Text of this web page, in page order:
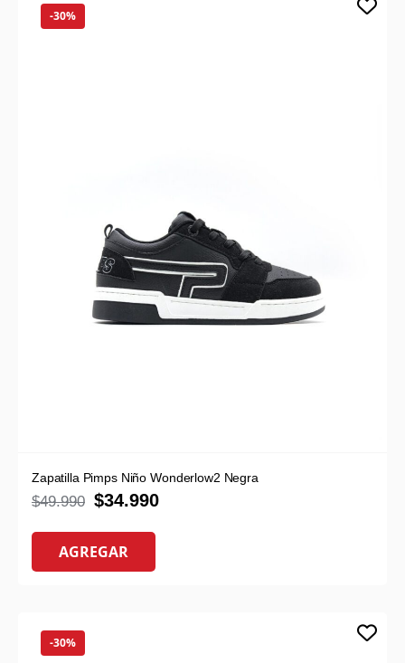
-30%
Zapatilla Pimps Niño Wonderlow2 Negra
$49.990 $34.990
AGREGAR
-30%